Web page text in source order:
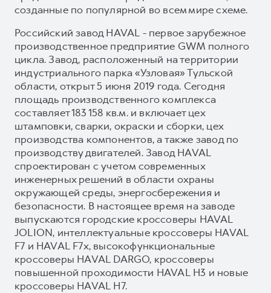
созданные по популярной во всем мире схеме.
Российский завод HAVAL - первое зарубежное
производственное предприятие GWM полного
цикла. Завод, расположенный на территории
индустриального парка «Узловая» Тульской
области, открыт 5 июня 2019 года. Сегодня
площадь производственного комплекса
составляет 183 158 кв.м. и включает цех
штамповки, сварки, окраски и сборки, цех
производства компонентов, а также завод по
производству двигателей. Завод HAVAL
спроектирован с учетом современных
инженерных решений в области охраны
окружающей среды, энергосбережения и
безопасности. В настоящее время на заводе
выпускаются городские кроссоверы HAVAL
JOLION, интеллектуальные кроссоверы HAVAL
F7 и HAVAL F7x, высокофункциональные
кроссоверы HAVAL DARGO, кроссоверы
повышенной проходимости HAVAL H3 и новые
кроссоверы HAVAL H7.